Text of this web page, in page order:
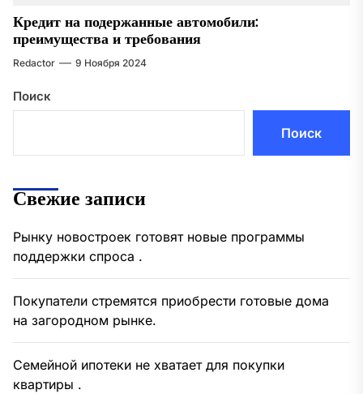
Кредит на подержанные автомобили:
преимущества и требования
Redactor 9 Ноября 2024
Поиск
Поиск
Свежие записи
Рынку новостроек готовят новые программы
поддержки спроса .
Покупатели стремятся приобрести готовые дома
на загородном рынке.
Семейной ипотеки не хватает для покупки
квартиры .